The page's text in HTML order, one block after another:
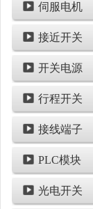
伺服电机
接近开关
开关电源
行程开关
接线端子
PLC模块
光电开关